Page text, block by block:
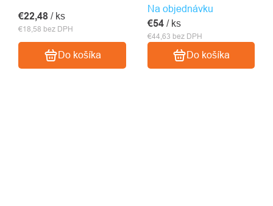
€18,58 bez DPH
€22,48 / ks
Do košíka
Na objednávku
€44,63 bez DPH
€54 / ks
Do košíka